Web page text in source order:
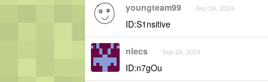
youngteam99 Sep 24, 2024
ID:S1nsitive
nlecs Sep 24, 2024
ID:n7gOu